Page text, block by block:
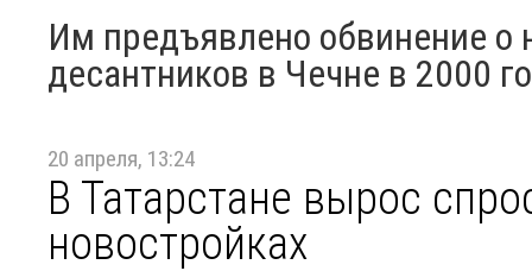
Им предъявлено обвинение о
десантников в Чечне в 2000
20 апреля, 13:24
В Татарстане вырос
новостройках